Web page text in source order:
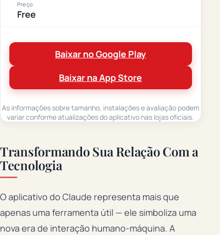
Preço
Free
Baixar no Google Play
Baixar na App Store
As informações sobre tamanho, instalações e avaliação podem
variar conforme atualizações do aplicativo nas lojas oficiais.
Transformando Sua Relação Com a
Tecnologia
O aplicativo do Claude representa mais que
apenas uma ferramenta útil — ele simboliza uma
nova era de interação humano-máquina. A